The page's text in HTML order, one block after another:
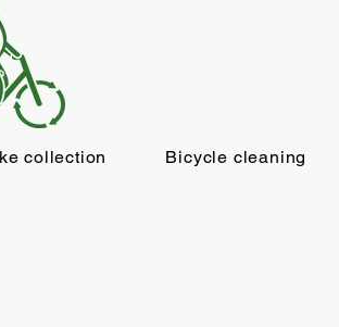
collection Bicycle cleaning